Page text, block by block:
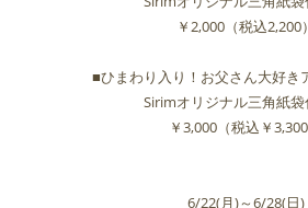
￥2,000（税込2,200）
■ひまわり入り！お父さん大好き
Sirimオリジナル三角紙袋
￥3,000（税込￥3,300
6/22(月)～6/28(日)